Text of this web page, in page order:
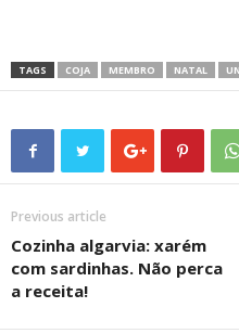
TAGS COJA MEMBRO NATAL
Previous article
Cozinha algarvia: xarém
com sardinhas. Não perca
a receita!